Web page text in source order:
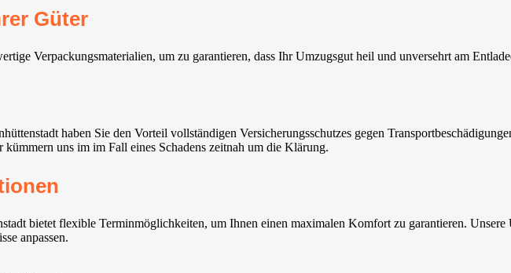
Güter
Verpackungsmaterialien, um zu garantieren, dass Ihr Umzugsgut heil und unversehrt am
haben Sie den Vorteil vollständigen Versicherungsschutzes gegen
uns im im Fall eines Schadens zeitnah um die Klärung.
bietet flexible Terminmöglichkeiten, um Ihnen einen maximalen Komfort zu garantieren.
anpassen.